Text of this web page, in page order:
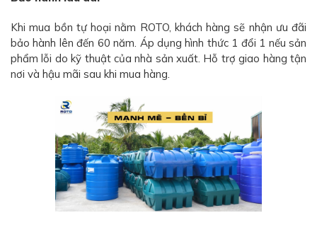
Khi mua bồn tự hoại nằm ROTO, khách hàng sẽ nhận ưu đãi
bảo hành lên đến 60 năm. Áp dụng hình thức 1 đổi 1 nếu sản
phẩm lỗi do kỹ thuật của nhà sản xuất. Hỗ trợ giao hàng tận
nơi và hậu mãi sau khi mua hàng.